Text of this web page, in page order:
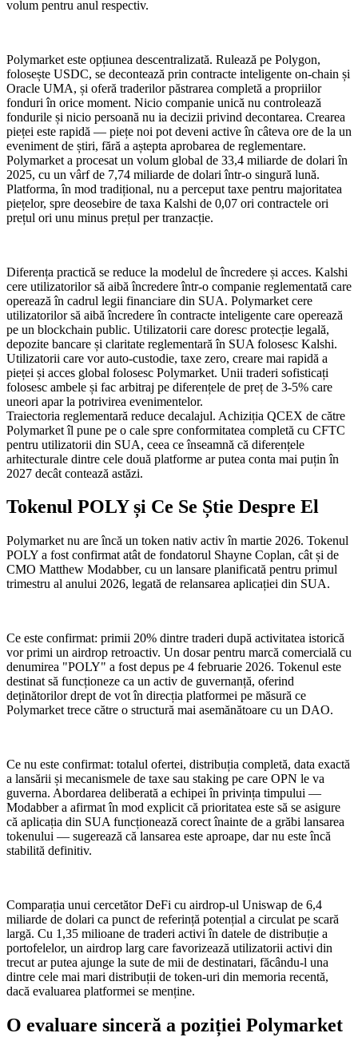
volum pentru anul respectiv.
Polymarket este opțiunea descentralizată. Rulează pe Polygon,
folosește USDC, se decontează prin contracte inteligente on-chain și
Oracle UMA, și oferă traderilor păstrarea completă a propriilor
fonduri în orice moment. Nicio companie unică nu controlează
fondurile și nicio persoană nu ia decizii privind decontarea. Crearea
pieței este rapidă — piețe noi pot deveni active în câteva ore de la un
eveniment de știri, fără a aștepta aprobarea de reglementare.
Polymarket a procesat un volum global de 33,4 miliarde de dolari în
2025, cu un vârf de 7,74 miliarde de dolari într-o singură lună.
Platforma, în mod tradițional, nu a perceput taxe pentru majoritatea
piețelor, spre deosebire de taxa Kalshi de 0,07 ori contractele ori
prețul ori unu minus prețul per tranzacție.
Diferența practică se reduce la modelul de încredere și acces. Kalshi
cere utilizatorilor să aibă încredere într-o companie reglementată care
operează în cadrul legii financiare din SUA. Polymarket cere
utilizatorilor să aibă încredere în contracte inteligente care operează
pe un blockchain public. Utilizatorii care doresc protecție legală,
depozite bancare și claritate reglementară în SUA folosesc Kalshi.
Utilizatorii care vor auto-custodie, taxe zero, creare mai rapidă a
pieței și acces global folosesc Polymarket. Unii traderi sofisticați
folosesc ambele și fac arbitraj pe diferențele de preț de 3-5% care
uneori apar la potrivirea evenimentelor.
Traiectoria reglementară reduce decalajul. Achiziția QCEX de către
Polymarket îl pune pe o cale spre conformitatea completă cu CFTC
pentru utilizatorii din SUA, ceea ce înseamnă că diferențele
arhitecturale dintre cele două platforme ar putea conta mai puțin în
2027 decât contează astăzi.
Tokenul POLY și Ce Se Știe Despre El
Polymarket nu are încă un token nativ activ în martie 2026. Tokenul
POLY a fost confirmat atât de fondatorul Shayne Coplan, cât și de
CMO Matthew Modabber, cu un lansare planificată pentru primul
trimestru al anului 2026, legată de relansarea aplicației din SUA.
Ce este confirmat: primii 20% dintre traderi după activitatea istorică
vor primi un airdrop retroactiv. Un dosar pentru marcă comercială cu
denumirea "POLY" a fost depus pe 4 februarie 2026. Tokenul este
destinat să funcționeze ca un activ de guvernanță, oferind
deținătorilor drept de vot în direcția platformei pe măsură ce
Polymarket trece către o structură mai asemănătoare cu un DAO.
Ce nu este confirmat: totalul ofertei, distribuția completă, data exactă
a lansării și mecanismele de taxe sau staking pe care OPN le va
guverna. Abordarea deliberată a echipei în privința timpului —
Modabber a afirmat în mod explicit că prioritatea este să se asigure
că aplicația din SUA funcționează corect înainte de a grăbi lansarea
tokenului — sugerează că lansarea este aproape, dar nu este încă
stabilită definitiv.
Comparația unui cercetător DeFi cu airdrop-ul Uniswap de 6,4
miliarde de dolari ca punct de referință potențial a circulat pe scară
largă. Cu 1,35 milioane de traderi activi în datele de distribuție a
portofelelor, un airdrop larg care favorizează utilizatorii activi din
trecut ar putea ajunge la sute de mii de destinatari, făcându-l una
dintre cele mai mari distribuții de token-uri din memoria recentă,
dacă evaluarea platformei se menține.
O evaluare sinceră a poziției Polymarket